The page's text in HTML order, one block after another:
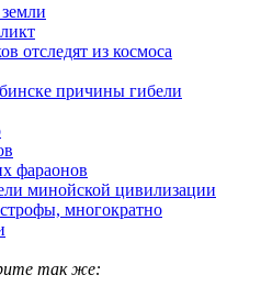
отследят из космоса
причины гибели
фараонов
минойской цивилизации
многократно
так же: